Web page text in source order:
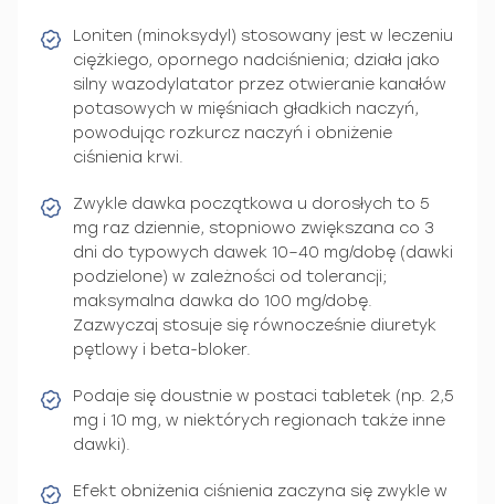
Loniten (minoksydyl) stosowany jest w leczeniu
ciężkiego, opornego nadciśnienia; działa jako
silny wazodylatator przez otwieranie kanałów
potasowych w mięśniach gładkich naczyń,
powodując rozkurcz naczyń i obniżenie
ciśnienia krwi.
Zwykle dawka początkowa u dorosłych to 5
mg raz dziennie, stopniowo zwiększana co 3
dni do typowych dawek 10–40 mg/dobę (dawki
podzielone) w zależności od tolerancji;
maksymalna dawka do 100 mg/dobę.
Zazwyczaj stosuje się równocześnie diuretyk
pętlowy i beta-bloker.
Podaje się doustnie w postaci tabletek (np. 2,5
mg i 10 mg, w niektórych regionach także inne
dawki).
Efekt obniżenia ciśnienia zaczyna się zwykle w